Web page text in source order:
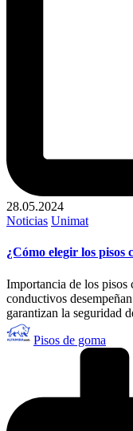
28.05.2024
Publicado
Noticias Unimat
¿Cómo elegir los pisos
Importancia de los pisos
conductivos
garantizan la seguridad
Publicado
por
Pisos de goma